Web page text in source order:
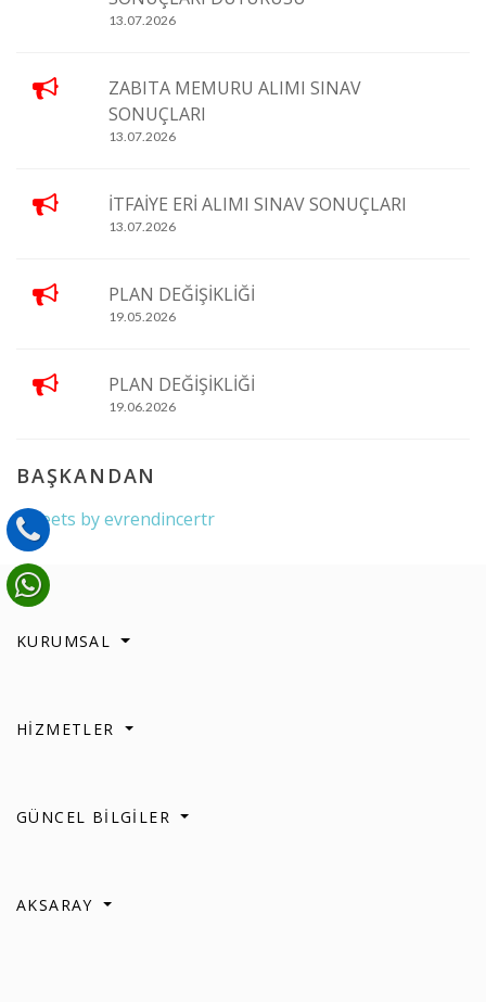
13.07.2026
ZABITA MEMURU ALIMI SINAV
SONUÇLARI
13.07.2026
İTFAİYE ERİ ALIMI SINAV SONUÇLARI
13.07.2026
PLAN DEĞİŞİKLİĞİ
19.05.2026
PLAN DEĞİŞİKLİĞİ
19.06.2026
BAŞKANDAN
Tweets by evrendincertr
KURUMSAL
HİZMETLER
GÜNCEL BİLGİLER
AKSARAY